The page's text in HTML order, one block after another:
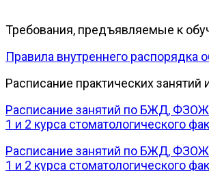
Требования, предъявляемые к
Правила внутреннего распорядка
Расписание практических
Расписание занятий по БЖД, ФЗОЖ
1 и 2 курса стоматологического
Расписание занятий по БЖД, ФЗОЖ
1 и 2 курса стоматологического